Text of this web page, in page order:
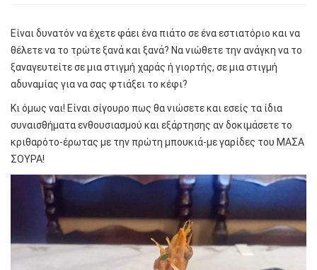
Είναι δυνατόν να έχετε φάει ένα πιάτο σε ένα εστιατόριο και να
θέλετε να το τρώτε ξανά και ξανά? Να νιώθετε την ανάγκη να το
ξαναγευτείτε σε μια στιγμή χαράς ή γιορτής, σε μια στιγμή
αδυναμίας για να σας φτιάξει το κέφι?
Κι όμως ναι! Είναι σίγουρο πως θα νιώσετε και εσείς τα ίδια
συναισθήματα ενθουσιασμού και εξάρτησης αν δοκιμάσετε το
κριθαρότο-έρωτας με την πρώτη μπουκιά-με γαρίδες του ΜΑΣΑ
ΣΟΥΡΑ!